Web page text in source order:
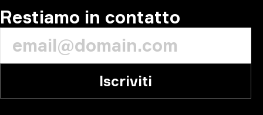
Restiamo in contatto
Iscriviti